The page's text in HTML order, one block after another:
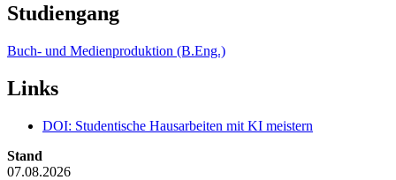
Studiengang
Buch- und Medienproduktion (B.Eng.)
Links
DOI: Studentische Hausarbeiten mit KI meistern
Stand
07.08.2026